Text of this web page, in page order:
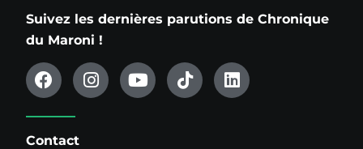
Suivez les dernières parutions de Chronique
du Maroni !
Contact